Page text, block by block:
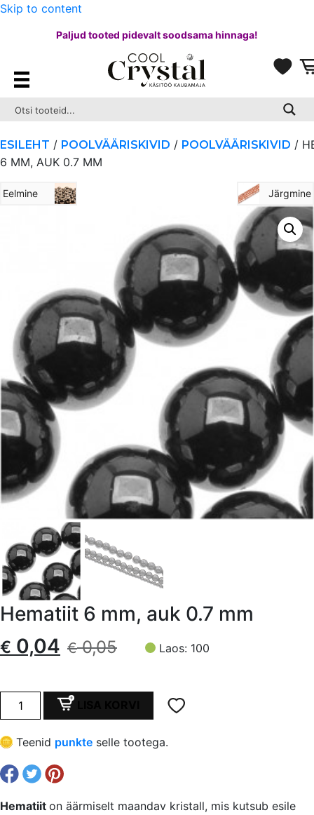
Skip to content
Paljud tooted pidevalt soodsama hinnaga!
ESILEHT / POOLVÄÄRISKIVID / POOLVÄÄRISKIVID /
6 MM, AUK 0.7 MM
Eelmine Järgmine
Hematiit 6 mm, auk 0.7 mm
€0,05
Algne
oli:
€ 0,05.
€ 0,04
Current
is:
€ 0,04.
Laos: 100
Hematiit
6
mm,
auk
0.7
mm
kogus
Teenid punkte selle tootega.
Hematiit on äärmiselt maandav kristall, mis kutsub esile